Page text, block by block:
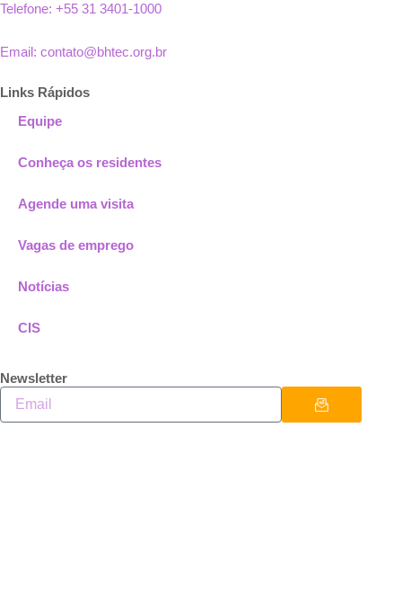
Telefone: +55 31 3401-1000
Email: contato@bhtec.org.br
Links Rápidos
Equipe
Conheça os residentes
Agende uma visita
Vagas de emprego
Notícias
CIS
Newsletter